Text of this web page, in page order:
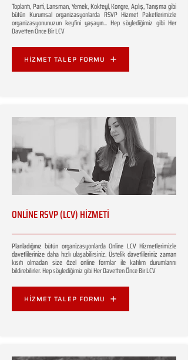
Toplantı, Parti, Lansman, Yemek, Kokteyl, Kongre, Açılış, Tanışma gibi
bütün Kurumsal organizasyonlarda RSVP Hizmet Paketlerimizle
organizasyonunuzun keyfini yaşayın... Hep söylediğimiz gibi Her
Davetten Önce Bir LCV
HİZMET TALEP FORMU
ONLİNE RSVP (LCV) HİZMETİ
Planladığınız bütün organizasyonlarda Online LCV Hizmetlerimizle
davetlilerinize daha hızlı ulaşabilirsiniz. Üstelik davetlileriniz zaman
kısıtı olmadan size özel online formlar ile katılım durumlarını
bildirebilirler. Hep söylediğimiz gibi Her Davetten Önce Bir LCV
HİZMET TALEP FORMU